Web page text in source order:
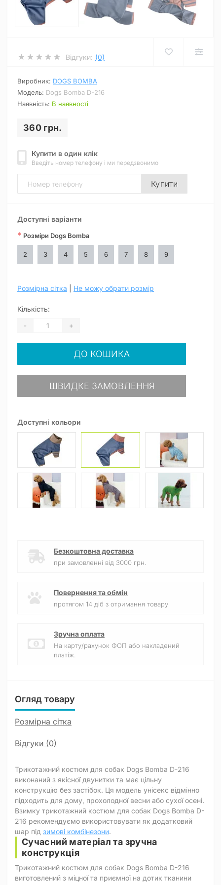
Відгуки: (0)
Виробник: DOGS BOMBA
Модель: Dogs Bomba D-216
Наявність: В наявності
360 грн.
Купити в один клік
Введіть номер телефону і ми передзвонимо
Купити
Доступні кольори
Доступні варіанти
* Розміри Dogs Bomba
2 3 4 5 6 7 8 9
Розмірна сітка Не можу обрати розмір
Кількість:
- +
ДО КОШИКА
ШВИДКЕ ЗАМОВЛЕННЯ
Безкоштовна доставка
при замовленні від 3000 грн.
Повернення та обмін
протягом 14 діб з отримання товару
Зручна оплата
На карту/рахунок ФОП або накладений
платіж.
Огляд товару
Розмірна сітка
Відгуки (0)
Трикотажний костюм для собак Dogs Bomba D-216
виконаний з якісної двунитки та має цільну
конструкцію без застібок. Ця модель унісекс відмінно
підходить для дому, прохолодної весни або сухої осені.
Взимку трикотажний костюм для собак Dogs Bomba D-
216 рекомендуємо використовувати як додатковий
шар під зимові комбінезони.
Сучасний матеріал та зручна
конструкція
Трикотажний костюм для собак Dogs Bomba D-216
виготовлений з міцної та приємної на дотик тканини